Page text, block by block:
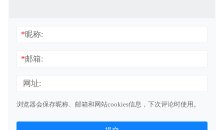
*昵称:
*邮箱:
网址:
浏览器会保存昵称、邮箱和网站cookies信息，下次评论时使用。